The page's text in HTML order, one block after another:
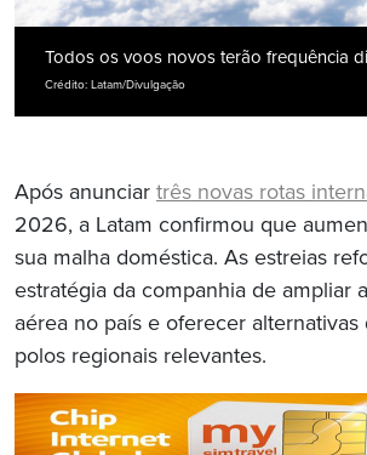
Todos os voos novos terão frequência
Crédito: Latam/Divulgação
Após anunciar três novas rotas
2026, a Latam confirmou que
sua malha doméstica. As estreias
estratégia da companhia de ampliar
aérea no país e oferecer alternativas
polos regionais relevantes.